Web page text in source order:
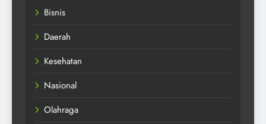
Bisnis
Daerah
Kesehatan
Nasional
Olahraga